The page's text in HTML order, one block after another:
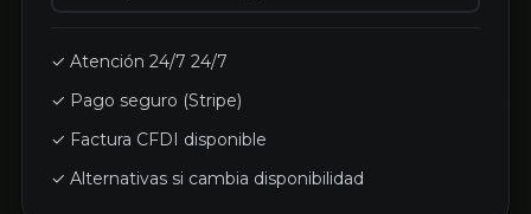
✓ Atención 24/7 24/7
✓ Pago seguro (Stripe)
✓ Factura CFDI disponible
✓ Alternativas si cambia disponibilidad